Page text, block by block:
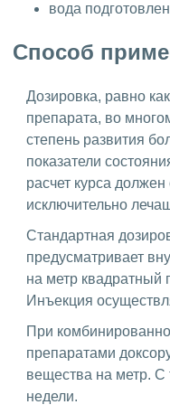
вода
Способ
Дозировка, равно
препарата, во
степень развития
показатели
расчет курса
исключительно
Стандартная
предусматривает
на метр квадратный
Инъекция
При
препаратами
вещества на метр. С
недели.